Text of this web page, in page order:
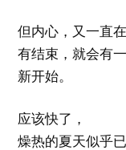
但内心，又一直
有结束，就会有
新开始。
应该快了，
燥热的夏天似乎